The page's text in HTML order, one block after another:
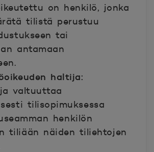
on henkilö, jonka
tilistä perustuu
tai
antamaan
haltija:
valtuuttaa
tilisopimuksessa
henkilön
tiliään näiden tiliehtojen